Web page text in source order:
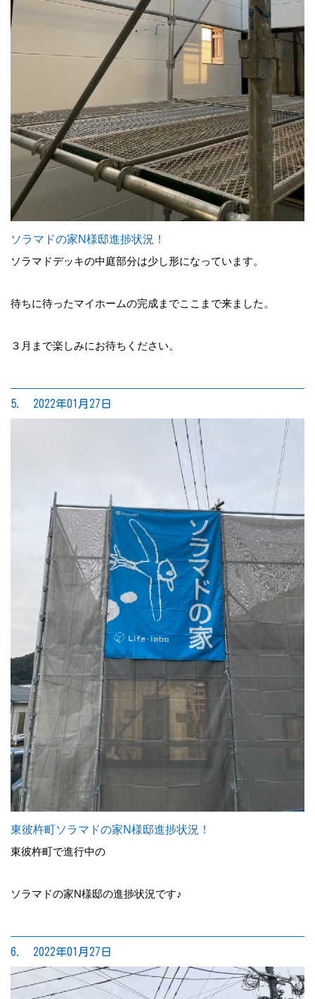
ソラマドの家N様邸進捗状況！
ソラマドデッキの中庭部分は少し形になっています。
待ちに待ったマイホームの完成までここまで来ました。
３月まで楽しみにお待ちください。
5. 2022年01月27日
東彼杵町ソラマドの家N様邸進捗状況！
東彼杵町で進行中の
ソラマドの家N様邸の進捗状況です♪
6. 2022年01月27日